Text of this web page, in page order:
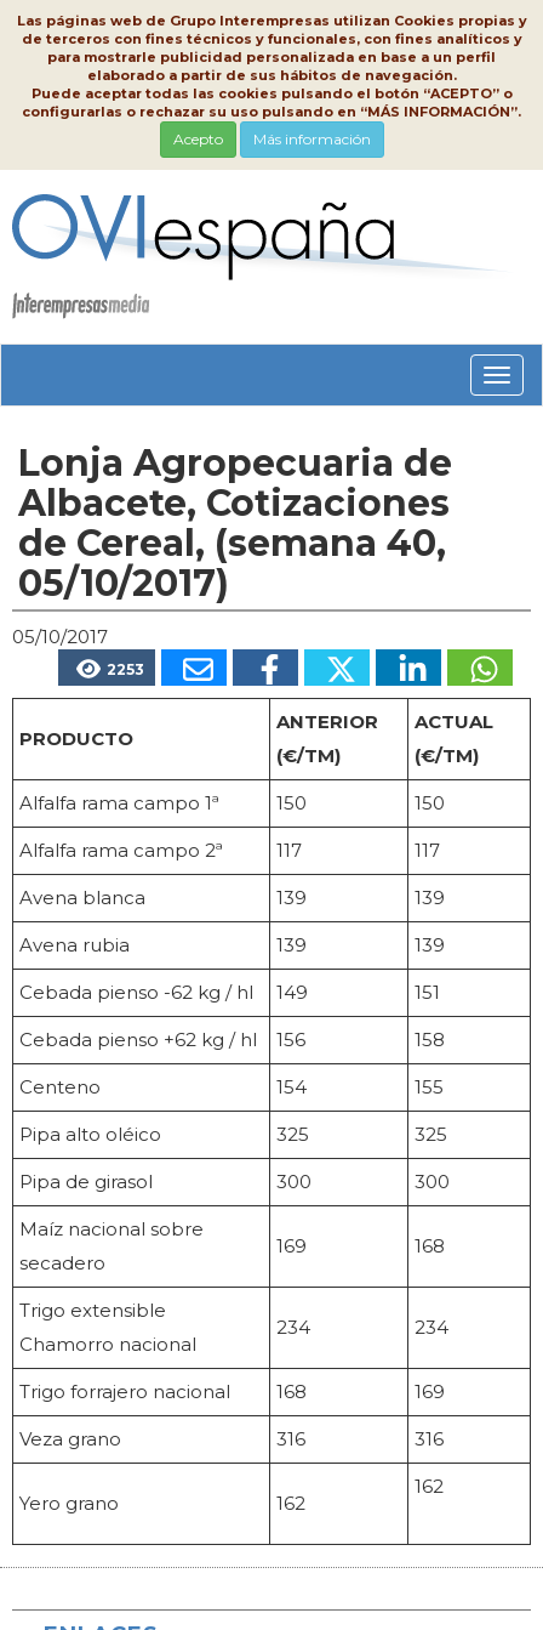
Las páginas web de Grupo Interempresas utilizan Cookies propias y
de terceros con fines técnicos y funcionales, con fines analíticos y
para mostrarle publicidad personalizada en base a un perfil
elaborado a partir de sus hábitos de navegación.
Puede aceptar todas las cookies pulsando el botón “ACEPTO” o
configurarlas o rechazar su uso pulsando en “MÁS INFORMACIÓN”.
Acepto Más información
Lonja Agropecuaria de
Albacete, Cotizaciones
de Cereal, (semana 40,
05/10/2017)
05/10/2017
2253
PRODUCTO
ANTERIOR
(€/TM)
ACTUAL
(€/TM)
Alfalfa rama campo 1ª 150 150
Alfalfa rama campo 2ª 117 117
Avena blanca 139 139
Avena rubia 139 139
Cebada pienso -62 kg / hl 149 151
Cebada pienso +62 kg / hl 156 158
Centeno 154 155
Pipa alto oléico 325 325
Pipa de girasol 300 300
Maíz nacional sobre
secadero
169 168
Trigo extensible
Chamorro nacional
234 234
Trigo forrajero nacional 168 169
Veza grano 316 316
Yero grano 162
162